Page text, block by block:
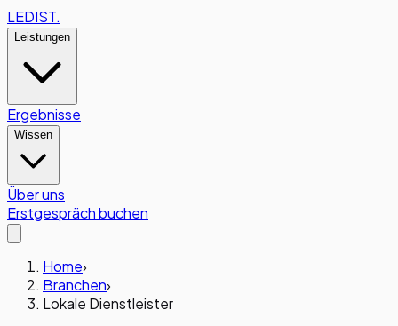
LEDIST.
Leistungen
Ergebnisse
Wissen
Über uns
Erstgespräch buchen
Home›
Branchen›
Lokale Dienstleister